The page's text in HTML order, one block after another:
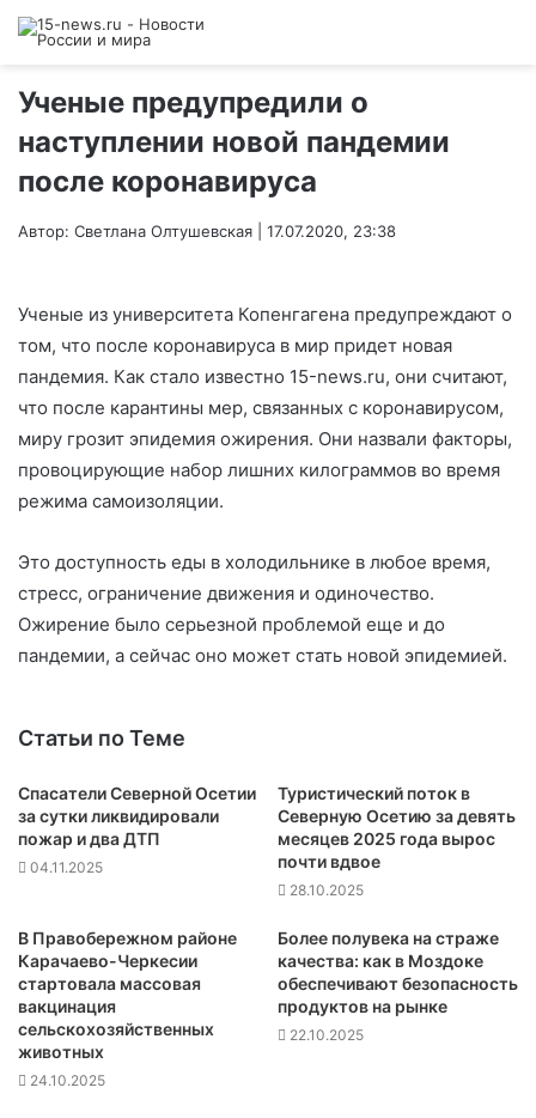
Ученые предупредили о
наступлении новой пандемии
после коронавируса
Автор: Светлана Олтушевская | 17.07.2020, 23:38
Ученые из университета Копенгагена предупреждают о
том, что после коронавируса в мир придет новая
пандемия. Как стало известно 15-news.ru, они считают,
что после карантины мер, связанных с коронавирусом,
миру грозит эпидемия ожирения. Они назвали факторы,
провоцирующие набор лишних килограммов во время
режима самоизоляции.
Это доступность еды в холодильнике в любое время,
стресс, ограничение движения и одиночество.
Ожирение было серьезной проблемой еще и до
пандемии, а сейчас оно может стать новой эпидемией.
Статьи по Теме
Спасатели Северной Осетии
за сутки ликвидировали
пожар и два ДТП
04.11.2025
Туристический поток в
Северную Осетию за девять
месяцев 2025 года вырос
почти вдвое
28.10.2025
В Правобережном районе
Карачаево-Черкесии
стартовала массовая
вакцинация
сельскохозяйственных
животных
24.10.2025
Более полувека на страже
качества: как в Моздоке
обеспечивают безопасность
продуктов на рынке
22.10.2025